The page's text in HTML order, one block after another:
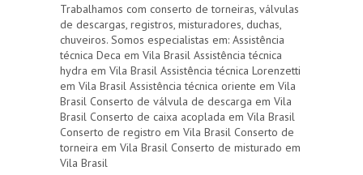
Trabalhamos com conserto de torneiras, válvulas
de descargas, registros, misturadores, duchas,
chuveiros. Somos especialistas em: Assistência
técnica Deca em Vila Brasil Assistência técnica
hydra em Vila Brasil Assistência técnica Lorenzetti
em Vila Brasil Assistência técnica oriente em Vila
Brasil Conserto de válvula de descarga em Vila
Brasil Conserto de caixa acoplada em Vila Brasil
Conserto de registro em Vila Brasil Conserto de
torneira em Vila Brasil Conserto de misturado em
Vila Brasil